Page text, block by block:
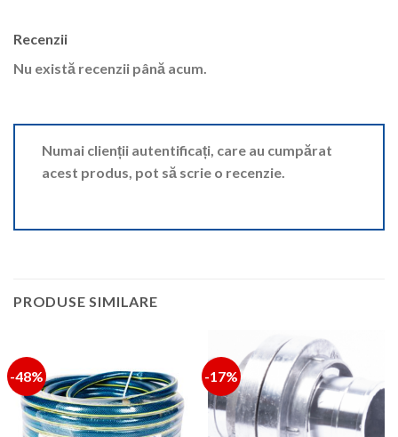
Recenzii
Nu există recenzii până acum.
Numai clienții autentificați, care au cumpărat
acest produs, pot să scrie o recenzie.
PRODUSE SIMILARE
-48% -17%